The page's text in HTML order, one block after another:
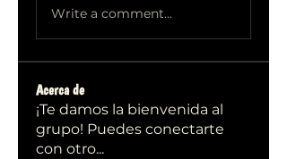
Write a comment...
Acerca de
¡Te damos la bienvenida al
grupo! Puedes conectarte
con otro...